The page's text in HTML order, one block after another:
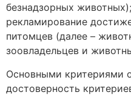
безнадзорных
рекламирование
питомцев (далее –
зоовладельцев и
Основными критериями
достоверность